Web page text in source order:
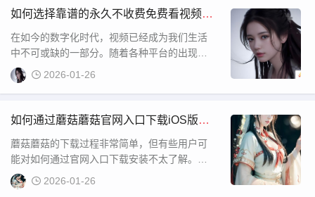
汇。为什么它会如此受到关注呢？本文将带你
如何选择靠谱的永久不收费免费看视频的
软件？避免安全隐患与版权问题
在如今的数字化时代，视频已经成为我们生活
中不可或缺的一部分。随着各种平台的出现，
观看视频的方式变得更加多样化。然而，很多
视频网站提供的服务需要付费才能观看优质内
涌现出了不少“永久不收费免费看视频的软件”，
吸引了大量用户关
2026-01-26
如何通过蘑菇蘑菇官网入口下载iOS版
本？详细步骤与注意事项
蘑菇蘑菇的下载过程非常简单，但有些用户可
能对如何通过官网入口下载安装不太了解。首
先，你需要打开蘑菇蘑菇的官方网站，通常官
方网站会提供直接的下载链接。在官网上，你
2026-01-26